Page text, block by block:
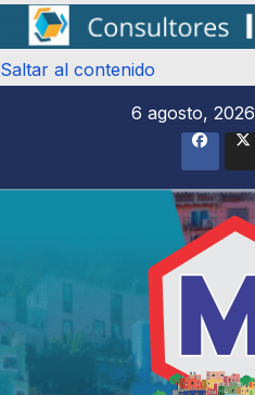
Saltar al contenido
6 agosto, 2026